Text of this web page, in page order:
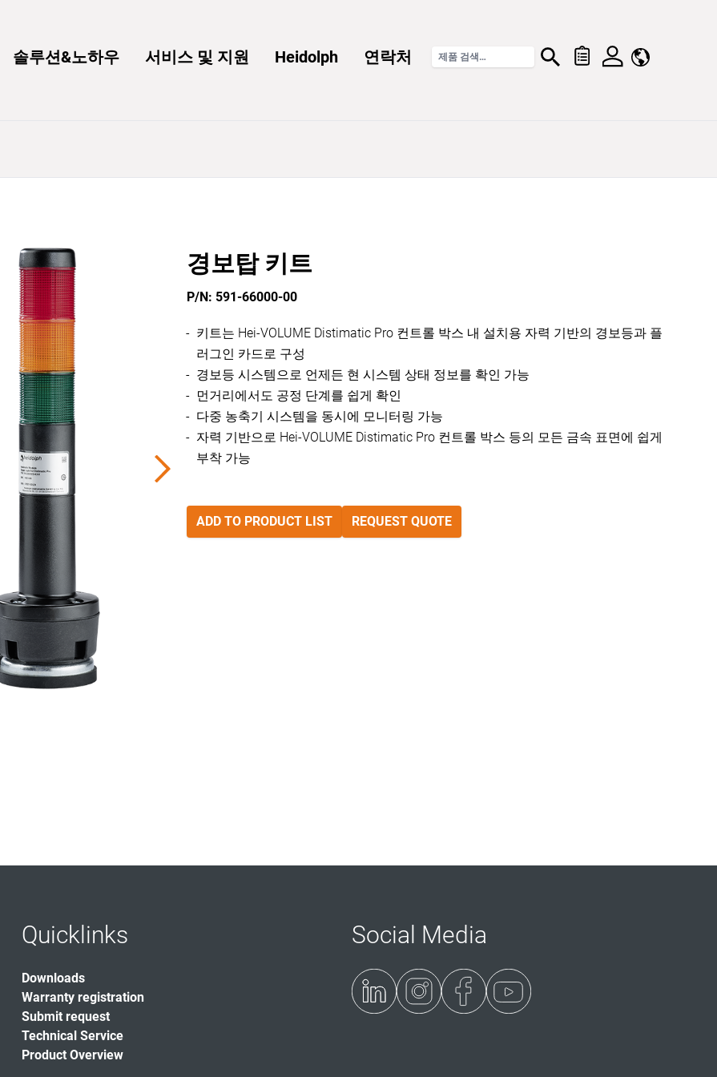
솔루션&노하우 서비스 및 지원 Heidolph 연락처
경보탑 키트
P/N: 591-66000-00
키트는 Hei-VOLUME Distimatic Pro 컨트롤 박스 내 설치용 자력 기반의 경보등과 플
러그인 카드로 구성
경보등 시스템으로 언제든 현 시스템 상태 정보를 확인 가능
먼거리에서도 공정 단계를 쉽게 확인
다중 농축기 시스템을 동시에 모니터링 가능
자력 기반으로 Hei-VOLUME Distimatic Pro 컨트롤 박스 등의 모든 금속 표면에 쉽게
부착 가능
ADD TO PRODUCT LIST REQUEST QUOTE
Quicklinks
Downloads
Warranty registration
Submit request
Technical Service
Product Overview
Social Media